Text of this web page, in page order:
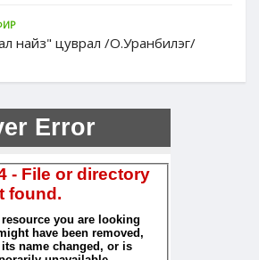
найз" цуврал /О.Уранбилэг/